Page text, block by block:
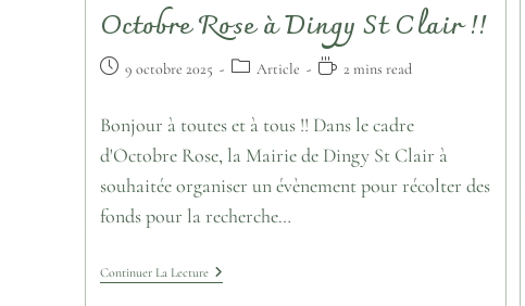
Octobre Rose à Dingy St Clair !!
9 octobre 2025 Article 2 mins read
Bonjour à toutes et à tous !! Dans le cadre
d'Octobre Rose, la Mairie de Dingy St Clair à
souhaitée organiser un évènement pour récolter des
fonds pour la recherche…
Continuer La Lecture